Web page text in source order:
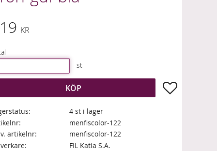
KR
st
KÖP Lägg till i
4 st i lager
menfiscolor-122
artikelnr
menfiscolor-122
FIL Katia S.A.